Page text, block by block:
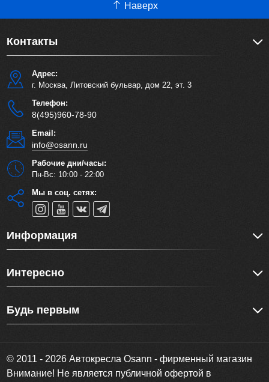
Наверх
Контакты
Адрес:
г. Москва, Литовский бульвар, дом 22, эт. 3
Телефон:
8(495)960-78-90
Email:
info@osann.ru
Рабочие дни/часы:
Пн-Вс: 10:00 - 22:00
Мы в соц. сетях:
Информация
Интересно
Будь первым
© 2011 - 2026 Автокресла Osann - фирменный магазин
Внимание! Не является публичной офертой в